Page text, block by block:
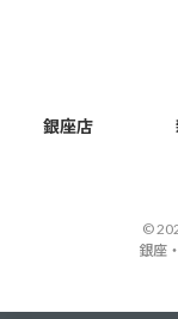
銀座店
©
銀座